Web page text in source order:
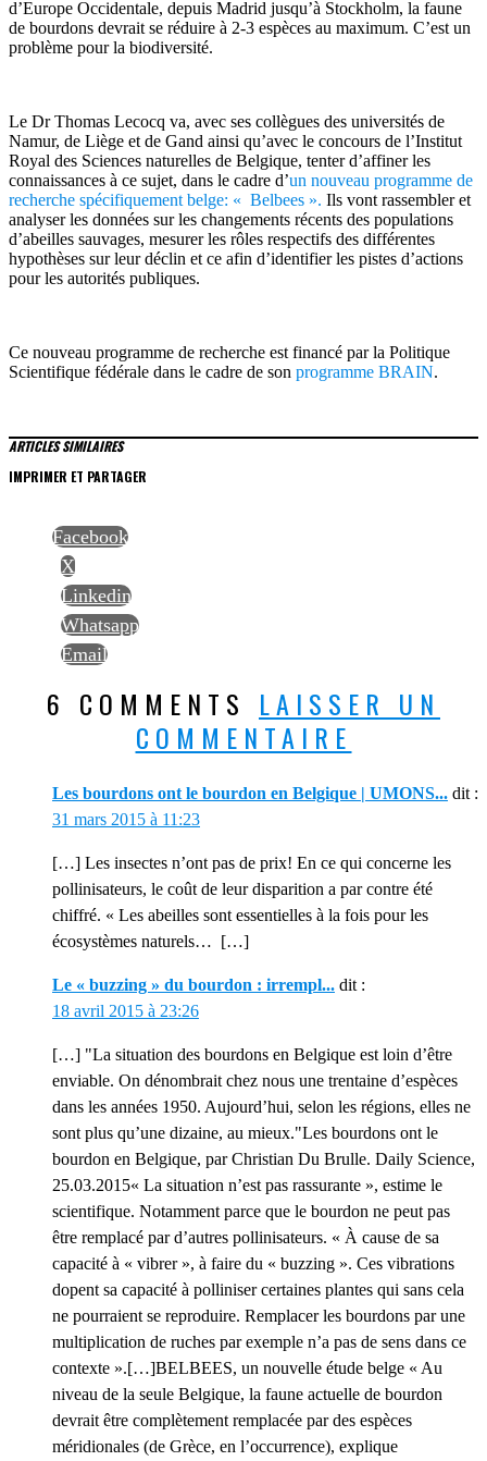
d’Europe Occidentale, depuis Madrid jusqu’à Stockholm, la faune
de bourdons devrait se réduire à 2-3 espèces au maximum. C’est un
problème pour la biodiversité.
Le Dr Thomas Lecocq va, avec ses collègues des universités de
Namur, de Liège et de Gand ainsi qu’avec le concours de l’Institut
Royal des Sciences naturelles de Belgique, tenter d’affiner les
connaissances à ce sujet, dans le cadre d’un nouveau programme de
recherche spécifiquement belge: « Belbees ». Ils vont rassembler et
analyser les données sur les changements récents des populations
d’abeilles sauvages, mesurer les rôles respectifs des différentes
hypothèses sur leur déclin et ce afin d’identifier les pistes d’actions
pour les autorités publiques.
Ce nouveau programme de recherche est financé par la Politique
Scientifique fédérale dans le cadre de son programme BRAIN.
ARTICLES SIMILAIRES
IMPRIMER ET PARTAGER
Facebook
X
Linkedin
Whatsapp
Email
6 COMMENTS LAISSER UN
COMMENTAIRE
Les bourdons ont le bourdon en Belgique | UMONS... dit :
31 mars 2015 à 11:23
[…] Les insectes n’ont pas de prix! En ce qui concerne les
pollinisateurs, le coût de leur disparition a par contre été
chiffré. « Les abeilles sont essentielles à la fois pour les
écosystèmes naturels… […]
Le « buzzing » du bourdon : irrempl... dit :
18 avril 2015 à 23:26
[…] "La situation des bourdons en Belgique est loin d’être
enviable. On dénombrait chez nous une trentaine d’espèces
dans les années 1950. Aujourd’hui, selon les régions, elles ne
sont plus qu’une dizaine, au mieux."Les bourdons ont le
bourdon en Belgique, par Christian Du Brulle. Daily Science,
25.03.2015« La situation n’est pas rassurante », estime le
scientifique. Notamment parce que le bourdon ne peut pas
être remplacé par d’autres pollinisateurs. « À cause de sa
capacité à « vibrer », à faire du « buzzing ». Ces vibrations
dopent sa capacité à polliniser certaines plantes qui sans cela
ne pourraient se reproduire. Remplacer les bourdons par une
multiplication de ruches par exemple n’a pas de sens dans ce
contexte ».[…]BELBEES, un nouvelle étude belge « Au
niveau de la seule Belgique, la faune actuelle de bourdon
devrait être complètement remplacée par des espèces
méridionales (de Grèce, en l’occurrence), explique